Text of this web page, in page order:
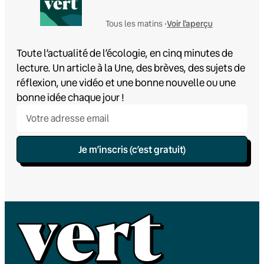
Tous les matins •Voir l'aperçu
Toute l’actualité de l’écologie, en cinq minutes de
lecture. Un article à la Une, des brèves, des sujets de
réflexion, une vidéo et une bonne nouvelle ou une
bonne idée chaque jour !
Je m’inscris (c’est gratuit)